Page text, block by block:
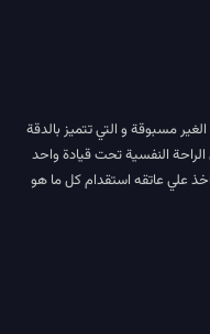
مسبوقة و التي تتميز بالدقة
النفسية تحت قيادة واحد
علي عاتقه استقدام كل ما هو